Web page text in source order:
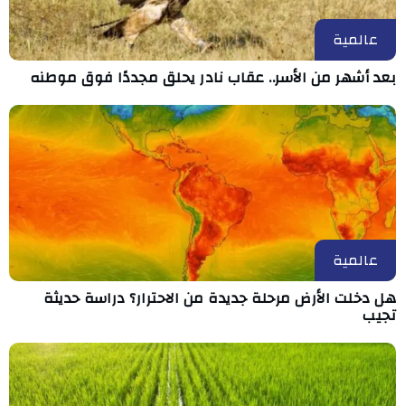
عالمية
بعد أشهر من الأسر.. عقاب نادر يحلق مجددًا فوق موطنه
عالمية
هل دخلت الأرض مرحلة جديدة من الاحترار؟ دراسة حديثة
تجيب